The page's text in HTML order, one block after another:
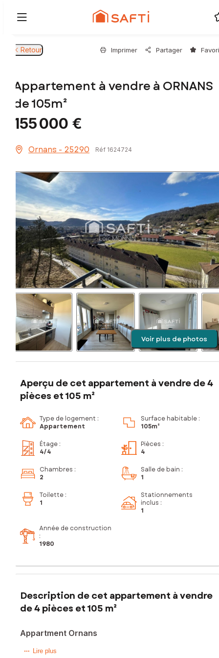
Retour Imprimer Partager
Appartement à vendre à ORNANS
de 105m²
155 000 €
Ornans - 25290 Réf 1624724
Voir plus de photos
Aperçu de cet appartement à vendre de 4
pièces et 105 m²
Type de logement :
Appartement
Surface habitable :
105m²
Étage :
4/4
Pièces :
4
Chambres :
2
Salle de bain :
1
Toilette :
1
Stationnements
inclus :
1
Année de construction
:
1980
Description de cet appartement à vendre
de 4 pièces et 105 m²
Appartment Ornans
Situé dans la charmante ville d'Ornans (25290), cet
Lire plus